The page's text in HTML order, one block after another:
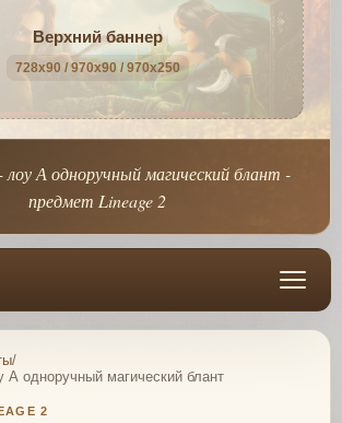
Верхний баннер
728x90 / 970x90 / 970x250
лоу А одноручный магический блант -
предмет Lineage 2
/
А одноручный магический блант
2